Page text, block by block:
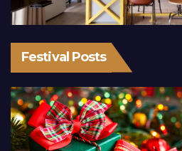
Festival Posts